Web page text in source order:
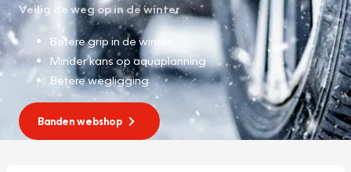
Veilig de weg op in de winter
Betere grip in de winter
Minder kans op aquaplanning
Betere wegligging
Banden webshop